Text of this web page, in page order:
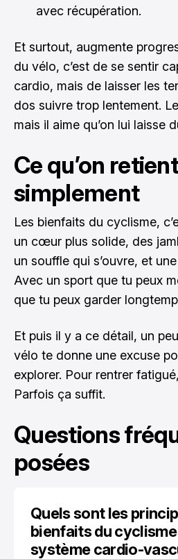
avec récupération.
Et surtout, augmente
du vélo, c’est de se sentir
cardio, mais de laisser les
dos suivre trop lentement.
mais il aime qu’on lui laisse
Ce qu’on
simplement
Les bienfaits du cyclisme,
un cœur plus solide, des
un souffle qui s’ouvre, et
Avec un sport que tu peux
que tu peux garder
Et puis il y a ce détail, un
vélo te donne une excuse
explorer. Pour rentrer
Parfois ça suffit.
Questions
posées
Quels sont les
bienfaits du
système cardio-